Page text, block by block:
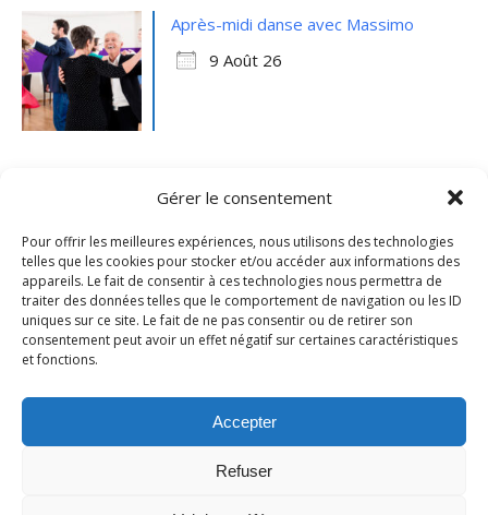
Gérer le consentement
Pour offrir les meilleures expériences, nous utilisons des technologies
telles que les cookies pour stocker et/ou accéder aux informations des
appareils. Le fait de consentir à ces technologies nous permettra de
traiter des données telles que le comportement de navigation ou les ID
uniques sur ce site. Le fait de ne pas consentir ou de retirer son
consentement peut avoir un effet négatif sur certaines caractéristiques
et fonctions.
Accepter
Refuser
Après-midi danse avec Massimo
9 Août 26
- Ville de Merville -